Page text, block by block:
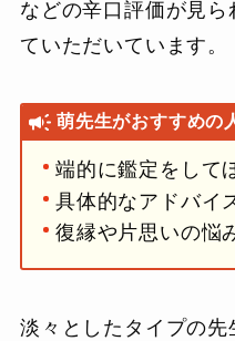
などの辛口評価が見
ていただいています。
萌先生がおすすめの
端的に鑑定をして
具体的なアドバイ
復縁や片思いの悩
淡々としたタイプの